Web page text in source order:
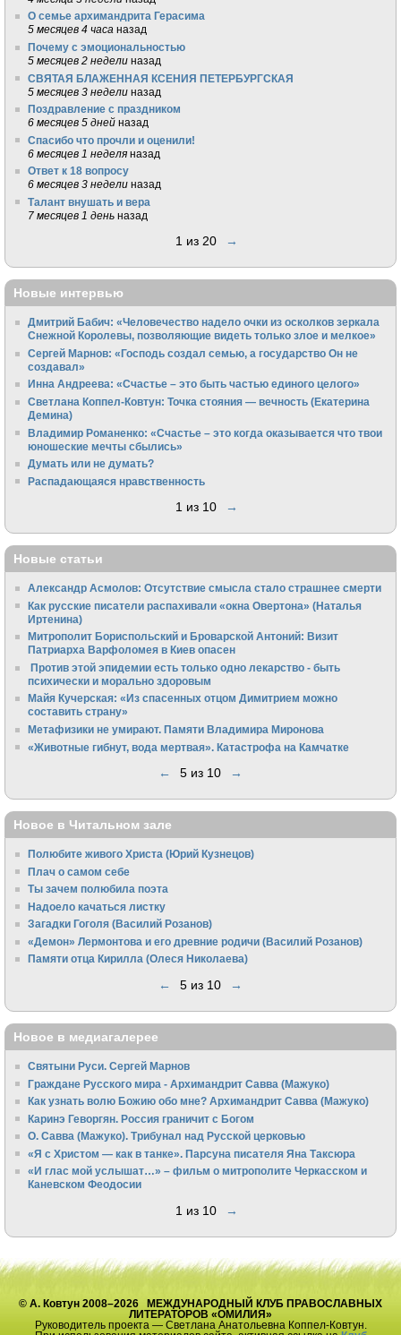
О семье архимандрита Герасима
5 месяцев 4 часа назад
Почему с эмоциональностью
5 месяцев 2 недели назад
СВЯТАЯ БЛАЖЕННАЯ КСЕНИЯ ПЕТЕРБУРГСКАЯ
5 месяцев 3 недели назад
Поздравление с праздником
6 месяцев 5 дней назад
Спасибо что прочли и оценили!
6 месяцев 1 неделя назад
Ответ к 18 вопросу
6 месяцев 3 недели назад
Талант внушать и вера
7 месяцев 1 день назад
1 из 20 →
Новые интервью
Дмитрий Бабич: «Человечество надело очки из осколков зеркала
Снежной Королевы, позволяющие видеть только злое и мелкое»
Сергей Марнов: «Господь создал семью, а государство Он не
создавал»
Инна Андреева: «Счастье – это быть частью единого целого»
Светлана Коппел-Ковтун: Точка стояния — вечность (Екатерина
Демина)
Владимир Романенко: «Счастье – это когда оказывается что твои
юношеские мечты сбылись»
Думать или не думать?
Распадающаяся нравственность
1 из 10 →
Новые статьи
Александр Асмолов: Отсутствие смысла стало страшнее смерти
Как русские писатели распахивали «окна Овертона» (Наталья
Иртенина)
Митрополит Бориспольский и Броварской Антоний: Визит
Патриарха Варфоломея в Киев опасен
Против этой эпидемии есть только одно лекарство - быть
психически и морально здоровым
Майя Кучерская: «Из спасенных отцом Димитрием можно
составить страну»
Метафизики не умирают. Памяти Владимира Миронова
«Животные гибнут, вода мертвая». Катастрофа на Камчатке
← 5 из 10 →
Новое в Читальном зале
Полюбите живого Христа (Юрий Кузнецов)
Плач о самом себе
Ты зачем полюбила поэта
Надоело качаться листку
Загадки Гоголя (Василий Розанов)
«Демон» Лермонтова и его древние родичи (Василий Розанов)
Памяти отца Кирилла (Олеся Николаева)
← 5 из 10 →
Новое в медиагалерее
Святыни Руси. Сергей Марнов
Граждане Русского мира - Архимандрит Савва (Мажуко)
Как узнать волю Божию обо мне? Архимандрит Савва (Мажуко)
Каринэ Геворгян. Россия граничит с Богом
О. Савва (Мажуко). Трибунал над Русской церковью
«Я с Христом — как в танке». Парсуна писателя Яна Таксюра
«И глас мой услышат…» – фильм о митрополите Черкасском и
Каневском Феодосии
1 из 10 →
© А. Ковтун 2008–2026 МЕЖДУНАРОДНЫЙ КЛУБ ПРАВОСЛАВНЫХ
ЛИТЕРАТОРОВ «ОМИЛИЯ»
Руководитель проекта — Светлана Анатольевна Коппел-Ковтун.